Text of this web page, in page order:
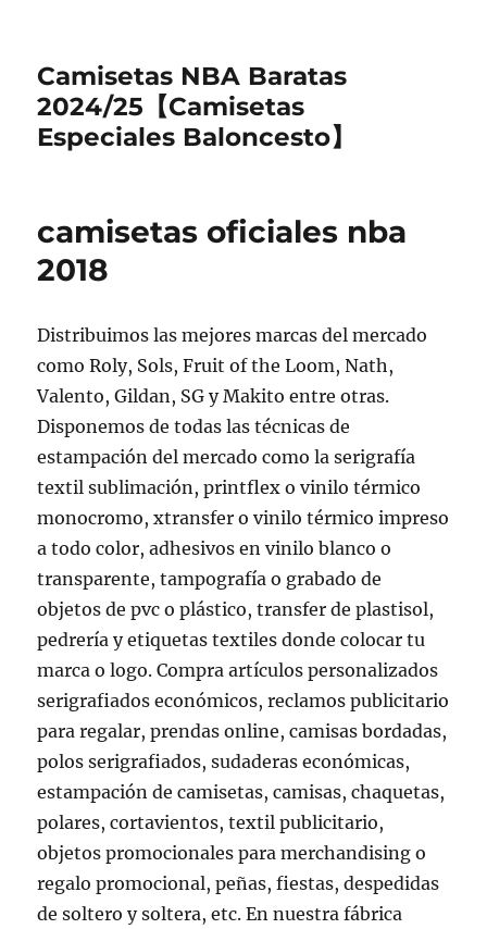
Camisetas NBA Baratas
2024/25【Camisetas
Especiales Baloncesto】
camisetas oficiales nba
2018
Distribuimos las mejores marcas del mercado
como Roly, Sols, Fruit of the Loom, Nath,
Valento, Gildan, SG y Makito entre otras.
Disponemos de todas las técnicas de
estampación del mercado como la serigrafía
textil sublimación, printflex o vinilo térmico
monocromo, xtransfer o vinilo térmico impreso
a todo color, adhesivos en vinilo blanco o
transparente, tampografía o grabado de
objetos de pvc o plástico, transfer de plastisol,
pedrería y etiquetas textiles donde colocar tu
marca o logo. Compra artículos personalizados
serigrafiados económicos, reclamos publicitario
para regalar, prendas online, camisas bordadas,
polos serigrafiados, sudaderas económicas,
estampación de camisetas, camisas, chaquetas,
polares, cortavientos, textil publicitario,
objetos promocionales para merchandising o
regalo promocional, peñas, fiestas, despedidas
de soltero y soltera, etc. En nuestra fábrica